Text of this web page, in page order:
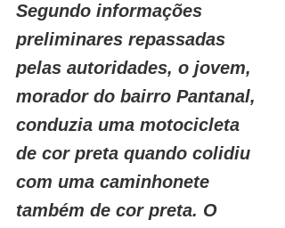
Segundo informações
preliminares repassadas
pelas autoridades, o jovem,
morador do bairro Pantanal,
conduzia uma motocicleta
de cor preta quando colidiu
com uma caminhonete
também de cor preta. O